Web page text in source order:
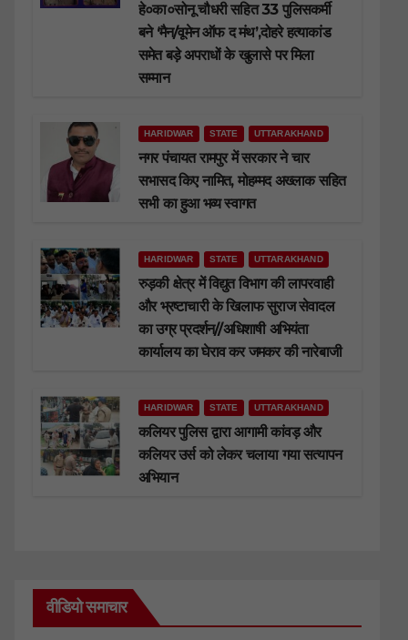
हे०का०सोनू चौधरी सहित 33 पुलिसकर्मी
बने ‘मैन/वूमेन ऑफ द मंथ’,दोहरे हत्याकांड
समेत बड़े अपराधों के खुलासे पर मिला
सम्मान
HARIDWAR STATE UTTARAKHAND
नगर पंचायत रामपुर में सरकार ने चार
सभासद किए नामित, मोहम्मद अख्लाक सहित
सभी का हुआ भव्य स्वागत
HARIDWAR STATE UTTARAKHAND
रुड़की क्षेत्र में विद्युत विभाग की लापरवाही
और भ्रष्टाचारी के खिलाफ सुराज सेवादल
का उग्र प्रदर्शन//अधिशाषी अभियंता
कार्यालय का घेराव कर जमकर की नारेबाजी
HARIDWAR STATE UTTARAKHAND
कलियर पुलिस द्वारा आगामी कांवड़ और
कलियर उर्स को लेकर चलाया गया सत्यापन
अभियान
वीडियो समाचार